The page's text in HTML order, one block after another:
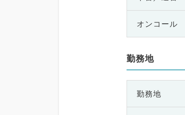
オンコール
勤務地
勤務地